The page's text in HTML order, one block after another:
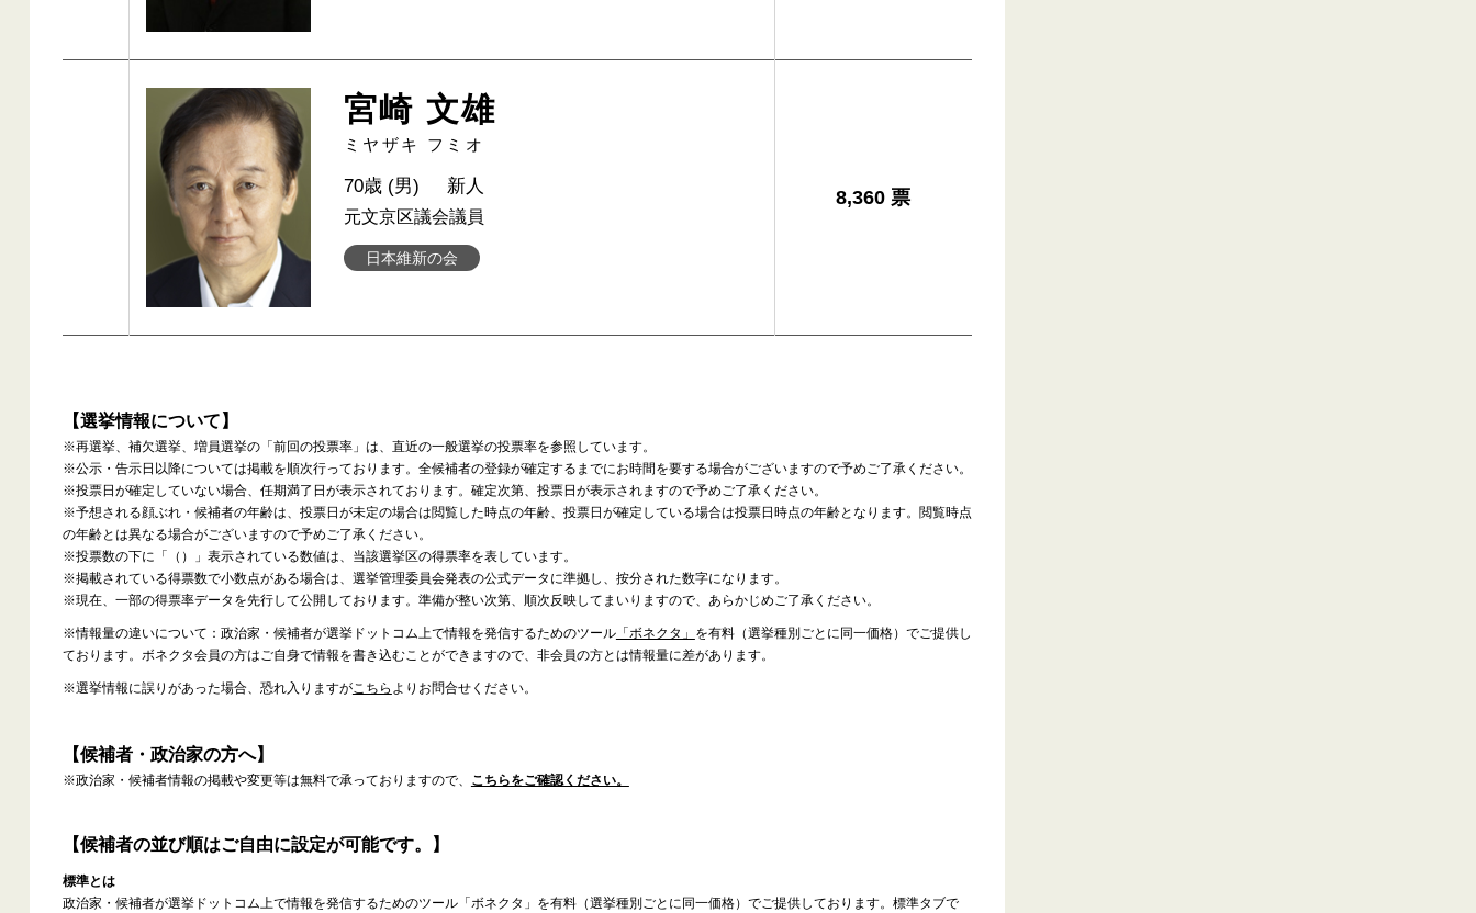
宮崎 文雄
ミヤザキ フミオ
日本維新の会
70歳 (男) 新人
元文京区議会議員
8,360 票
【選挙情報について】
※再選挙、補欠選挙、増員選挙の「前回の投票率」は、直近の一般選挙の投票率を参照しています。
※公示・告示日以降については掲載を順次行っております。全候補者の登録が確定するまでにお時間を要する場合がございますので予めご了承ください。
※投票日が確定していない場合、任期満了日が表示されております。確定次第、投票日が表示されますので予めご了承ください。
※予想される顔ぶれ・候補者の年齢は、投票日が未定の場合は閲覧した時点の年齢、投票日が確定している場合は投票日時点の年齢となります。閲覧時点
の年齢とは異なる場合がございますので予めご了承ください。
※投票数の下に「（）」表示されている数値は、当該選挙区の得票率を表しています。
※掲載されている得票数で小数点がある場合は、選挙管理委員会発表の公式データに準拠し、按分された数字になります。
※現在、一部の得票率データを先行して公開しております。準備が整い次第、順次反映してまいりますので、あらかじめご了承ください。
※情報量の違いについて：政治家・候補者が選挙ドットコム上で情報を発信するためのツール「ボネクタ」 を有料（選挙種別ごとに同一価格）でご提供し
ております。ボネクタ会員の方はご自身で情報を書き込むことができますので、非会員の方とは情報量に差があります。
※選挙情報に誤りがあった場合、恐れ入りますがこちら よりお問合せください。
【候補者・政治家の方へ】
※政治家・候補者情報の掲載や変更等は無料で承っておりますので、 こちらをご確認ください。
【候補者の並び順はご自由に設定が可能です。】
標準とは
政治家・候補者が選挙ドットコム上で情報を発信するためのツール「ボネクタ」を有料（選挙種別ごとに同一価格）でご提供しております。標準タブで